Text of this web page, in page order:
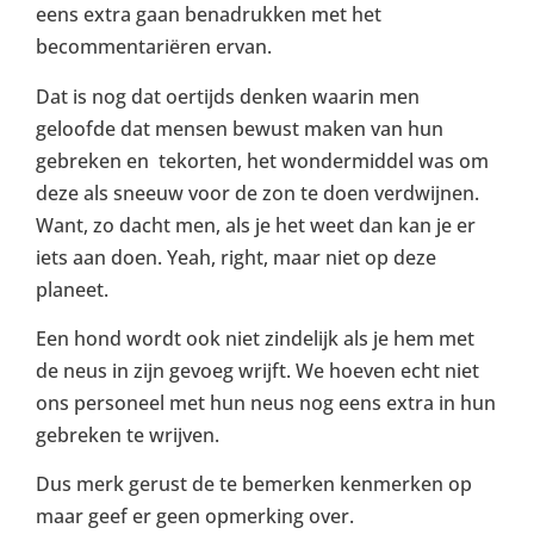
eens extra gaan benadrukken met het
becommentariëren ervan.
Dat is nog dat oertijds denken waarin men
geloofde dat mensen bewust maken van hun
gebreken en tekorten, het wondermiddel was om
deze als sneeuw voor de zon te doen verdwijnen.
Want, zo dacht men, als je het weet dan kan je er
iets aan doen. Yeah, right, maar niet op deze
planeet.
Een hond wordt ook niet zindelijk als je hem met
de neus in zijn gevoeg wrijft. We hoeven echt niet
ons personeel met hun neus nog eens extra in hun
gebreken te wrijven.
Dus merk gerust de te bemerken kenmerken op
maar geef er geen opmerking over.